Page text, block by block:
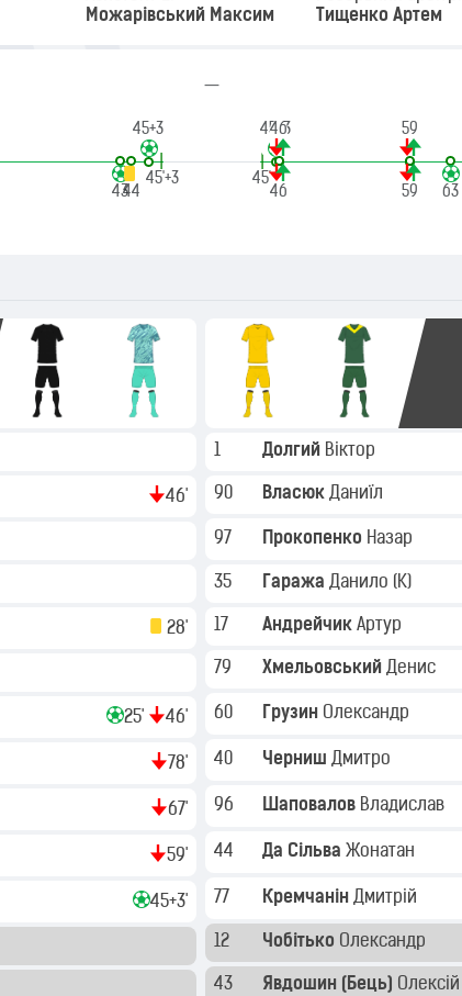
Можарівський Максим
Тищенко Артем
45+3
4344
|
45'+3
—
45+3
46 59
|
45'
46
59 63
46'
28'
25' 46'
78'
67'
59'
45+3'
1 Долгий Віктор
90 Власюк Даниїл
97 Прокопенко Назар
35 Гаража Данило (K)
17 Андрейчик Артур
79 Хмельовський Денис
60 Грузин Олександр
40 Черниш Дмитро
96 Шаповалов Владислав
44 Да Сільва Жонатан
77 Кремчанін Дмитрій
12 Чобітько Олександр
43 Явдошин (Бець) Олексій